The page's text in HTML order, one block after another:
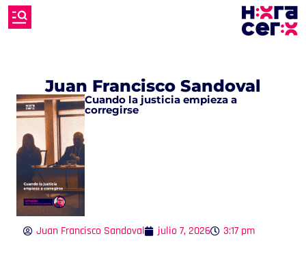
Juan Francisco Sandoval
Cuando la justicia empieza a
corregirse
Juan Francisco Sandoval julio 7, 2026 3:17 pm